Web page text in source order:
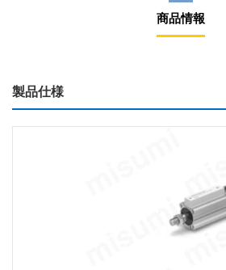
商品情報
製品仕様